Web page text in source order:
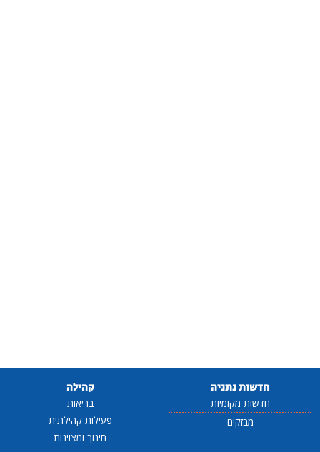
חדשות נתניה
חדשות מקומיות
מבזקים
קהילה
בריאות
פעילות קהילתית
חינוך ומצוינות